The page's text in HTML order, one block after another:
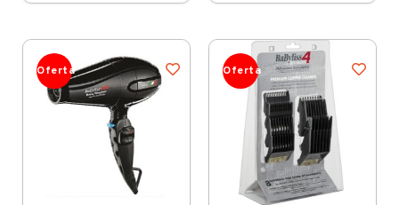
Oferta Oferta